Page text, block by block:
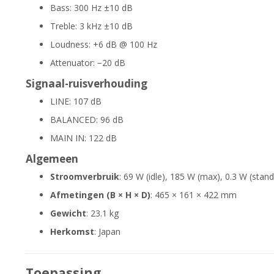
Bass: 300 Hz ±10 dB
Treble: 3 kHz ±10 dB
Loudness: +6 dB @ 100 Hz
Attenuator: −20 dB
Signaal-ruisverhouding
LINE: 107 dB
BALANCED: 96 dB
MAIN IN: 122 dB
Algemeen
Stroomverbruik: 69 W (idle), 185 W (max), 0.3 W
Afmetingen (B × H × D): 465 × 161 × 422 mm
Gewicht: 23.1 kg
Herkomst: Japan